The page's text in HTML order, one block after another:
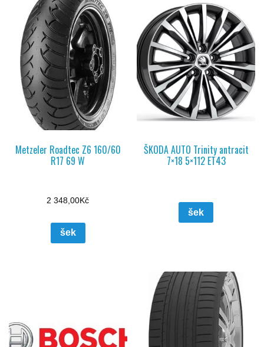
Metzeler Roadtec Z6 160/60
R17 69 W
2 348,00Kč
šek
ŠKODA AUTO Trinity antracit
7×18 5×112 ET43
šek